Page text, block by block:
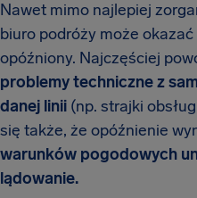
Nawet mimo najlepiej
biuro podróży może
opóźniony. Najczęściej
problemy techniczne z
danej linii (np. strajki
się także, że opóźnienie
warunków pogodowych
lądowanie.